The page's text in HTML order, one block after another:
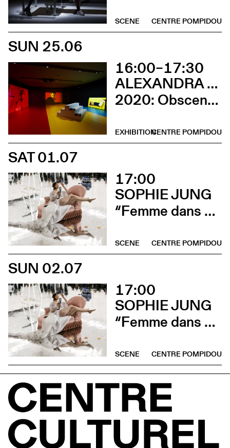
CENTRE POMPIDOU
SCENE
SUN 25.06
16:00–17:30
ALEXANDRA BACHZETSIS
2020: Obscene (Rencontre avec l’artiste)
CENTRE POMPIDOU
EXHIBITION
SAT 01.07
17:00
SOPHIE JUNG
“Femme dans un extérieur (La Pisseuse)”
CENTRE POMPIDOU
SCENE
SUN 02.07
17:00
SOPHIE JUNG
“Femme dans un extérieur (La Pisseuse)”
CENTRE POMPIDOU
SCENE